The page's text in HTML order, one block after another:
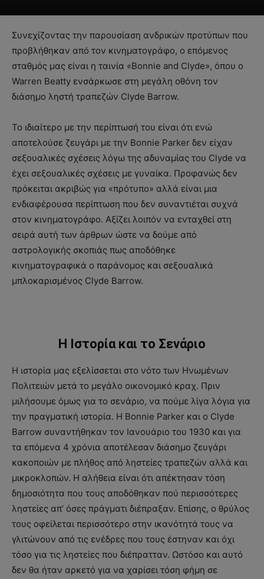
Συνεχίζοντας την παρουσίαση ανδρικών προτύπων που
προβλήθηκαν από τον κινηματογράφο, ο επόμενος
σταθμός μας είναι η ταινία «Bonnie and Clyde», όπου ο
Warren Beatty ενσάρκωσε στη μεγάλη οθόνη τον
διάσημο ληστή τραπεζών Clyde Barrow.
Το ιδιαίτερο με την περίπτωσή του είναι ότι ενώ
αποτελούσε ζευγάρι με την Bonnie Parker δεν είχαν
σεξουαλικές σχέσεις λόγω της αδυναμίας του Clyde να
έχει σεξουαλικές σχέσεις με γυναίκα. Προφανώς δεν
πρόκειται ακριβώς για «πρότυπο» αλλά είναι μια
ενδιαφέρουσα περίπτωση που δεν συναντιέται συχνά
στον κινηματογράφο. Αξίζει λοιπόν να ενταχθεί στη
σειρά αυτή των άρθρων ώστε να δούμε από
αστρολογικής σκοπιάς πως αποδόθηκε
κινηματογραφικά ο παράνομος και σεξουαλικά
μπλοκαρισμένος Clyde Barrow.
Η Ιστορία και το Σενάριο
Η ιστορία μας εξελίσσεται στο νότο των Ηνωμένων
Πολιτειών μετά το μεγάλο οικονομικό κραχ. Πριν
μιλήσουμε όμως για το σενάριο, να πούμε λίγα λόγια για
την πραγματική ιστορία. Η Bonnie Parker και ο Clyde
Barrow συναντήθηκαν τον Ιανουάριο του 1930 και για
τα επόμενα 4 χρόνια αποτέλεσαν διάσημο ζευγάρι
κακοποιών με πλήθος από ληστείες τραπεζών αλλά και
μικροκλοπών. Η αλήθεια είναι ότι απέκτησαν τόση
δημοσιότητα που τους αποδόθηκαν πού περισσότερες
ληστείες απ’ όσες πράγματι διέπραξαν. Επίσης, ο θρύλος
τους οφείλεται περισσότερο στην ικανότητά τους να
γλιτώνουν από τις ενέδρες που τους έστηναν και όχι
τόσο για τις ληστείες που διέπρατταν. Ωστόσο και αυτό
δεν θα ήταν αρκετό για να χαρίσει τόση φήμη σε